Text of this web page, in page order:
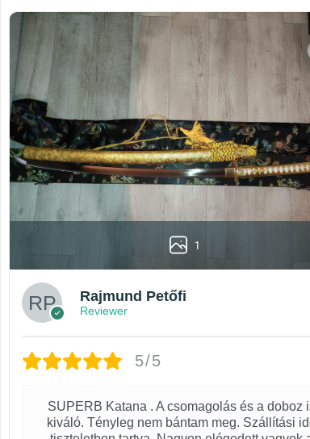
1
Rajmund Petőfi
Reviewer
5/5
SUPERB Katana . A csomagolás és a doboz
kiváló. Tényleg nem bántam meg. Szállítási